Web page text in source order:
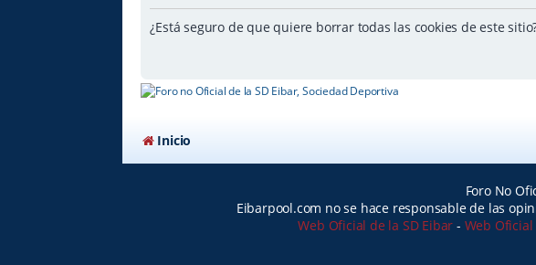
¿Está seguro de que quiere borrar todas las cookies de este
Inicio
Foro No
Eibarpool.com no se hace responsable de las
Web Oficial de la SD Eibar - Web